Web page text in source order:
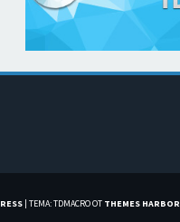
ТЕМА: TDMACRO ОТ THEMES HARBOR